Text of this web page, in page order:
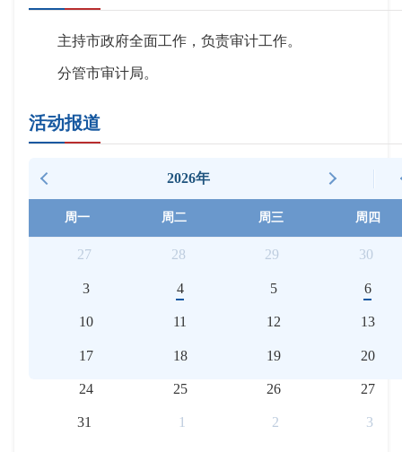
主持市政府全面工作，负责审计工作。
分管市审计局。
活动报道
2026年
周一 周二 周三 周四
27 28 29 30
3 4 5 6
10 11 12 13
17 18 19 20
24 25 26 27
31 1 2 3